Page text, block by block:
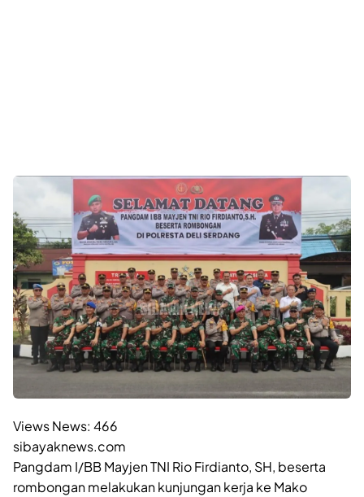
Views News: 466
sibayaknews.com
Pangdam I/BB Mayjen TNI Rio Firdianto, SH, beserta
rombongan melakukan kunjungan kerja ke Mako